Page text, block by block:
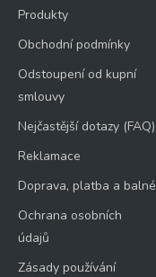
Produkty
Obchodní podmínky
Odstoupení od kupní
smlouvy
Nejčastější dotazy (FAQ)
Reklamace
Doprava, platba a balné
Ochrana osobních
údajů
Zásady používání